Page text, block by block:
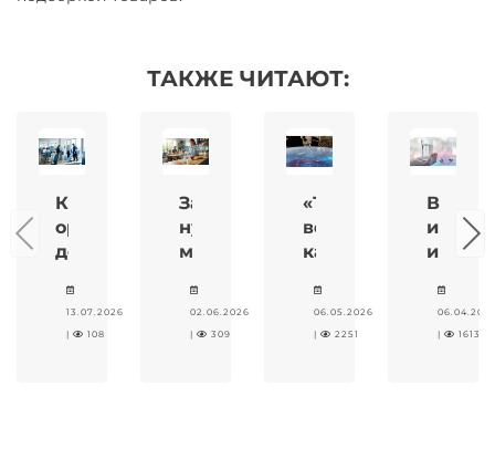
ТАКЖЕ ЧИТАЮТ:
Как
организовать
доставку
13.07.2026
|
108
Зачем
нужны
микроэлементы
питьевой
02.06.2026
|
309
«Тяжёлая
вода»:
как
чем
06.05.2026
|
2251
Вода
и
по
|
1613